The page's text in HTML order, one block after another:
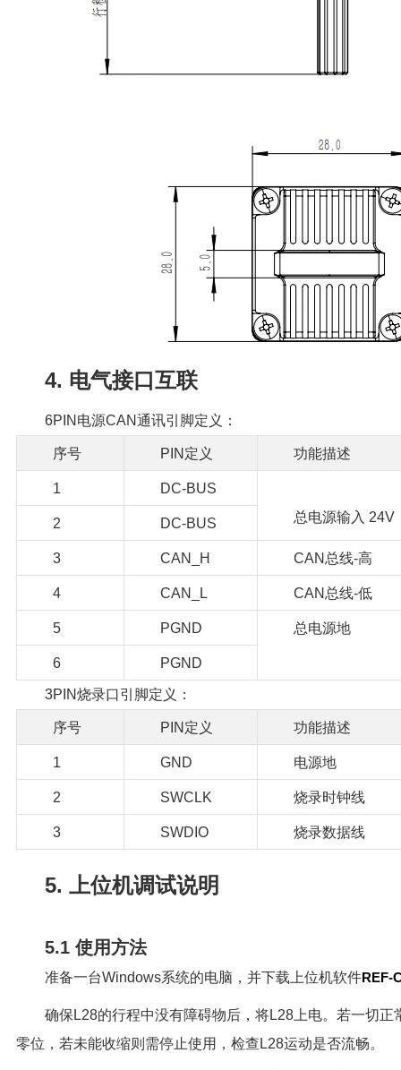
4. 电气接口互联
6PIN电源CAN通讯引脚定义：
序号 PIN定义 功能描述
1
DC-BUS
总电源输入 24V
2 DC-BUS
3 CAN_H CAN总线-高
4 CAN_L CAN总线-低
5 PGND 总电源地
6 PGND
3PIN烧录口引脚定义：
序号 PIN定义 功能描述
1 GND 电源地
2 SWCLK 烧录时钟线
3 SWDIO 烧录数据线
5. 上位机调试说明
5.1 使用方法
准备一台Windows系统的电脑，并下载上位机软件REF-
确保L28的行程中没有障碍物后，将L28上电。若一切正
零位，若未能收缩则需停止使用，检查L28运动是否流畅。